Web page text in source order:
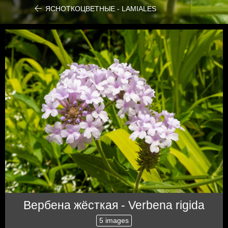
ЯСНОТКОЦВЕТНЫЕ - LAMIALES
Вербена жёсткая - Verbena rigida
5 images